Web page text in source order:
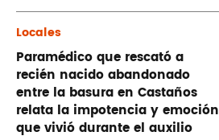
Locales
Paramédico que rescató a
recién nacido abandonado
entre la basura en Castaños
relata la impotencia y emoción
que vivió durante el auxilio